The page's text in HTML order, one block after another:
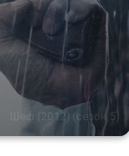
Шеф (2012) (сезон 5)